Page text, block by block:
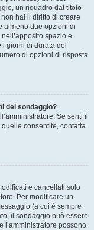
un riquadro dal titolo
hai il diritto di creare
almeno due opzioni di
spazio e
giorni di durata del
di opzioni di risposta
del sondaggio?
Se senti il
consentite, contatta
e cancellati solo
Per modificare un
(a cui è sempre
il sondaggio può essere
l’amministratore possono